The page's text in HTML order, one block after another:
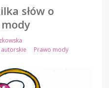
słów o
Prawo mody